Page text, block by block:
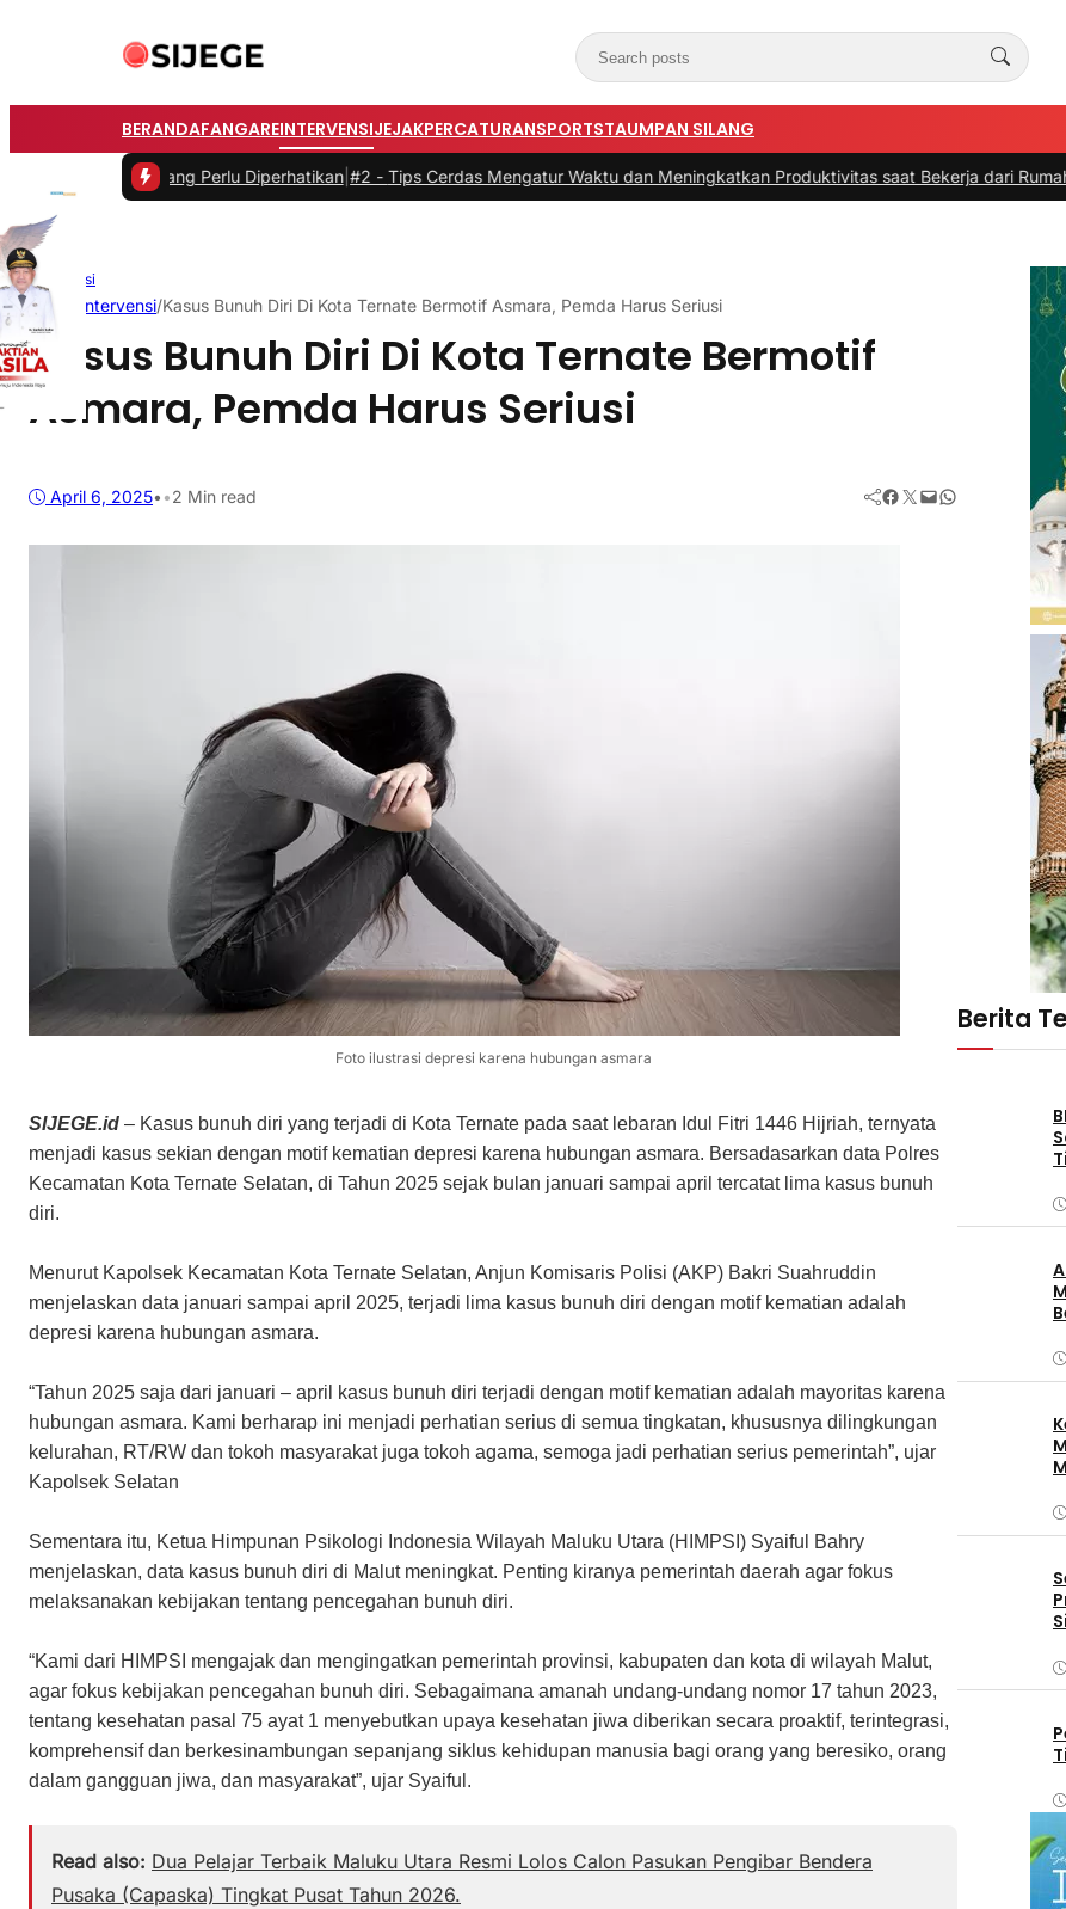
BERANDAFANGAREINTERVENSIJEJAKPERCATURANSPORTSTAUMPAN SILANG
yang Perlu Diperhatikan| #2 -Tips Cerdas Mengatur Waktu dan Meningkatkan Produktivitas saat Bekerja dari Rumah|#3 -
Intervensi
Home Intervensi/Kasus Bunuh Diri Di Kota Ternate Bermotif Asmara, Pemda Harus Seriusi
Kasus Bunuh Diri Di Kota Ternate Bermotif
Asmara, Pemda Harus Seriusi
April 6, 2025• •2 Min read Facebook Twitter Mail WhatsApp
Foto ilustrasi depresi karena hubungan asmara
SIJEGE.id – Kasus bunuh diri yang terjadi di Kota Ternate pada saat lebaran Idul Fitri 1446 Hijriah, ternyata
menjadi kasus sekian dengan motif kematian depresi karena hubungan asmara. Bersadasarkan data Polres
Kecamatan Kota Ternate Selatan, di Tahun 2025 sejak bulan januari sampai april tercatat lima kasus bunuh
diri.
Menurut Kapolsek Kecamatan Kota Ternate Selatan, Anjun Komisaris Polisi (AKP) Bakri Suahruddin
menjelaskan data januari sampai april 2025, terjadi lima kasus bunuh diri dengan motif kematian adalah
depresi karena hubungan asmara.
“Tahun 2025 saja dari januari – april kasus bunuh diri terjadi dengan motif kematian adalah mayoritas karena
hubungan asmara. Kami berharap ini menjadi perhatian serius di semua tingkatan, khususnya dilingkungan
kelurahan, RT/RW dan tokoh masyarakat juga tokoh agama, semoga jadi perhatian serius pemerintah”, ujar
Kapolsek Selatan
Sementara itu, Ketua Himpunan Psikologi Indonesia Wilayah Maluku Utara (HIMPSI) Syaiful Bahry
menjelaskan, data kasus bunuh diri di Malut meningkat. Penting kiranya pemerintah daerah agar fokus
melaksanakan kebijakan tentang pencegahan bunuh diri.
“Kami dari HIMPSI mengajak dan mengingatkan pemerintah provinsi, kabupaten dan kota di wilayah Malut,
agar fokus kebijakan pencegahan bunuh diri. Sebagaimana amanah undang-undang nomor 17 tahun 2023,
tentang kesehatan pasal 75 ayat 1 menyebutkan upaya kesehatan jiwa diberikan secara proaktif, terintegrasi,
komprehensif dan berkesinambungan sepanjang siklus kehidupan manusia bagi orang yang beresiko, orang
dalam gangguan jiwa, dan masyarakat”, ujar Syaiful.
Read also: Dua Pelajar Terbaik Maluku Utara Resmi Lolos Calon Pasukan Pengibar Bendera
Pusaka (Capaska) Tingkat Pusat Tahun 2026.
Berita